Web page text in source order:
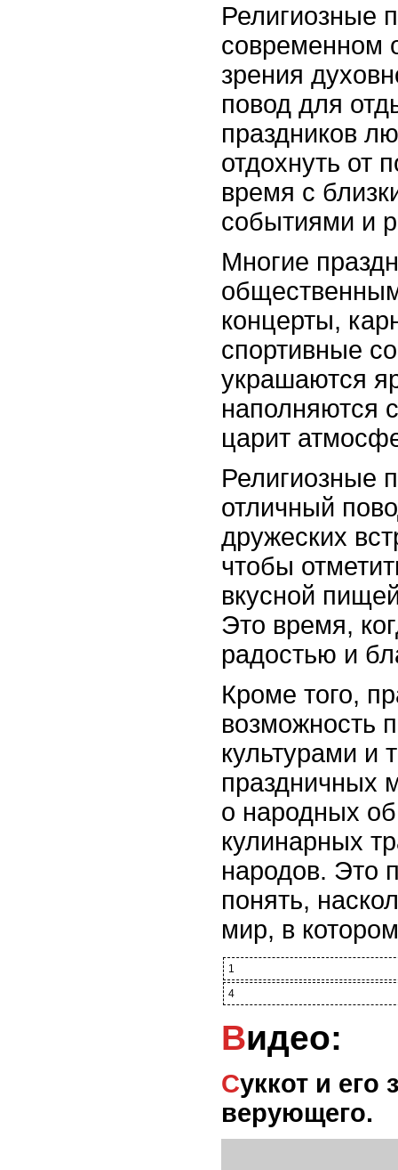
Религиозные
современном
зрения
повод для
праздников
отдохнуть от
время с
событиями и
Многие
концерты,
спортивные
украшаются
наполняются
царит
Религиозные
отличный
дружеских
чтобы
вкусной
Это время,
радостью и
Кроме того,
возможность
культурами и
праздничных
о народных
кулинарных
народов. Это
понять,
мир, в
1
4
Видео:
Суккот и его значение, для современного
верующего.